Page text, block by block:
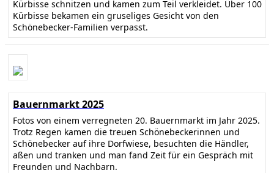
Kürbisse schnitzen und kamen zum Teil verkleidet. Über 100
Kürbisse bekamen ein gruseliges Gesicht von den
Schönebecker-Familien verpasst.
Bauernmarkt 2025
Fotos von einem verregneten 20. Bauernmarkt im Jahr 2025.
Trotz Regen kamen die treuen Schönebeckerinnen und
Schönebecker auf ihre Dorfwiese, besuchten die Händler,
aßen und tranken und man fand Zeit für ein Gespräch mit
Freunden und Nachbarn.